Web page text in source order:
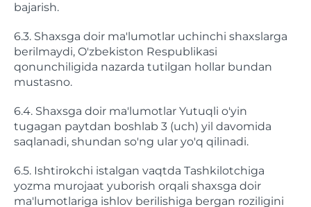
bajarish.
6.3. Shaxsga doir ma'lumotlar uchinchi shaxslarga
berilmaydi, O'zbekiston Respublikasi
qonunchiligida nazarda tutilgan hollar bundan
mustasno.
6.4. Shaxsga doir ma'lumotlar Yutuqli o'yin
tugagan paytdan boshlab 3 (uch) yil davomida
saqlanadi, shundan so'ng ular yo'q qilinadi.
6.5. Ishtirokchi istalgan vaqtda Tashkilotchiga
yozma murojaat yuborish orqali shaxsga doir
ma'lumotlariga ishlov berilishiga bergan roziligini